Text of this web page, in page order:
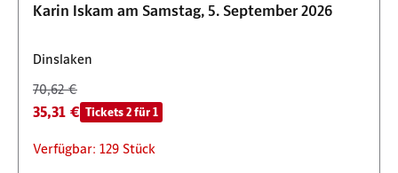
Karin Iskam am Samstag, 5. September 2026
Dinslaken
70,62 €
35,31 € Tickets 2 für 1
Verfügbar: 129 Stück